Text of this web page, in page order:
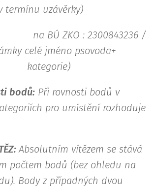
termínu uzávěrky)
: 2300843236 /
celé jméno psovoda+
bodů: Při rovnosti bodů v
pro umístění rozhoduje
Absolutním vítězem se stává
počtem bodů (bez ohledu na
Body z případných dvou